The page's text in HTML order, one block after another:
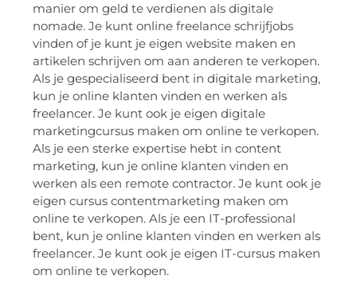
manier om geld te verdienen als digitale
nomade. Je kunt online freelance schrijfjobs
vinden of je kunt je eigen website maken en
artikelen schrijven om aan anderen te verkopen.
Als je gespecialiseerd bent in digitale marketing,
kun je online klanten vinden en werken als
freelancer. Je kunt ook je eigen digitale
marketingcursus maken om online te verkopen.
Als je een sterke expertise hebt in content
marketing, kun je online klanten vinden en
werken als een remote contractor. Je kunt ook je
eigen cursus contentmarketing maken om
online te verkopen. Als je een IT-professional
bent, kun je online klanten vinden en werken als
freelancer. Je kunt ook je eigen IT-cursus maken
om online te verkopen.